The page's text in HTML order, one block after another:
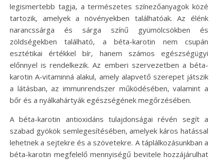
legismertebb tagja, a természetes színezőanyagok közé
tartozik, amelyek a növényekben találhatóak. Az élénk
narancssárga és sárga színű gyümölcsökben és
zöldségekben található, a béta-karotin nem csupán
esztétikai értékkel bír, hanem számos egészségügyi
előnnyel is rendelkezik. Az emberi szervezetben a béta-
karotin A-vitaminná alakul, amely alapvető szerepet játszik
a látásban, az immunrendszer működésében, valamint a
bőr és a nyálkahártyák egészségének megőrzésében.
A béta-karotin antioxidáns tulajdonságai révén segít a
szabad gyökök semlegesítésében, amelyek káros hatással
lehetnek a sejtekre és a szövetekre. A táplálkozásunkban a
béta-karotin megfelelő mennyiségű bevitele hozzájárulhat